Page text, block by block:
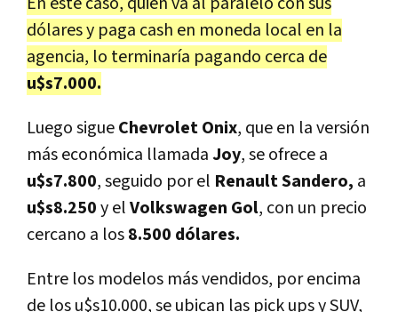
dólares y paga cash en moneda local en la
agencia, lo terminaría pagando cerca de
u$s7.000.
Luego sigueChevrolet Onix, que en la versión
más económica llamadaJoy, se ofrece a
u$s7.800, seguido por el Renault Sandero, a
u$s8.250y elVolkswagen Gol, con un precio
cercano a los8.500 dólares.
Entre los modelos más vendidos, por encima
de los u$s10.000, se ubican las pick ups y SUV,